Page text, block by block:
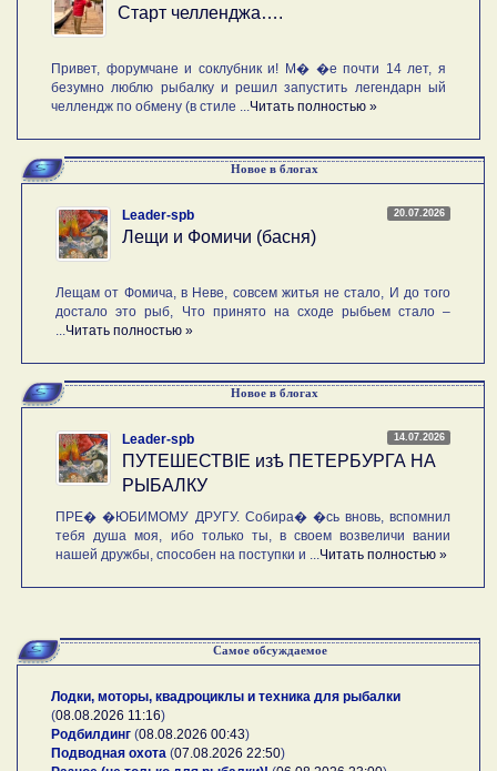
Старт челленджа….
Привет, форумчане и соклубник и! М� �е почти 14 лет, я
безумно люблю рыбалку и решил запустить легендарн ый
челлендж по обмену (в стиле ...Читать полностью »
Новое в блогах
20.07.2026
Leader-spb
Лещи и Фомичи (басня)
Лещам от Фомича, в Неве, совсем житья не стало, И до того
достало это рыб, Что принято на сходе рыбьем стало –
...Читать полностью »
Новое в блогах
14.07.2026
Leader-spb
ПУТЕШЕСТВIE изѣ ПЕТЕРБУРГА НА
РЫБАЛКУ
ПРЕ� �ЮБИМОМУ ДРУГУ. Собира� �сь вновь, вспомнил
тебя душа моя, ибо только ты, в своем возвеличи вании
нашей дружбы, способен на поступки и ...Читать полностью »
Самое обсуждаемое
Лодки, моторы, квадроциклы и техника для рыбалки
(08.08.2026 11:16)
Родбилдинг (08.08.2026 00:43)
Подводная охота (07.08.2026 22:50)